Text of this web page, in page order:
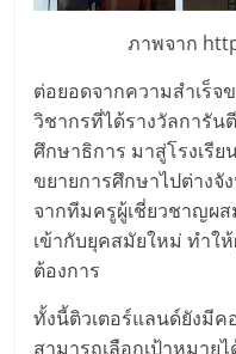
รวม
แฟ
รน
ไชส์
ภาพจาก
ต่อยอดจากความสำเร็จ
วิชากรที่ได้รางวัลการั
ศึกษาธิการ มาสู่โรงเรี
ขยายการศึกษาไปต่าง
จากทีมครูผู้เชี่ยวชาญผ
เข้ากับยุคสมัยใหม่ ทำใ
ต้องการ
ทั้งนี้ติวเตอร์แลนด์ยังมีค
สามารถเลือกเป้าหมาย